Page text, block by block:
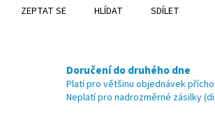
ZEPTAT SE HLÍDAT SDÍLET
Doručení do druhého dne
Platí pro většinu objednávek
Neplatí pro nadrozměrné zásilky